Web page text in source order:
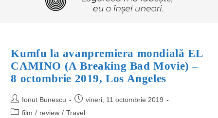
Kumfu la avanpremiera mondială EL
CAMINO (A Breaking Bad Movie) –
8 octombrie 2019, Los Angeles
Ionut Bunescu
vineri, 11 octombrie 2019
film / review / Travel